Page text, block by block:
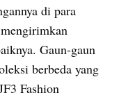
di para
Gaun-gaun
berbeda yang
Fashion